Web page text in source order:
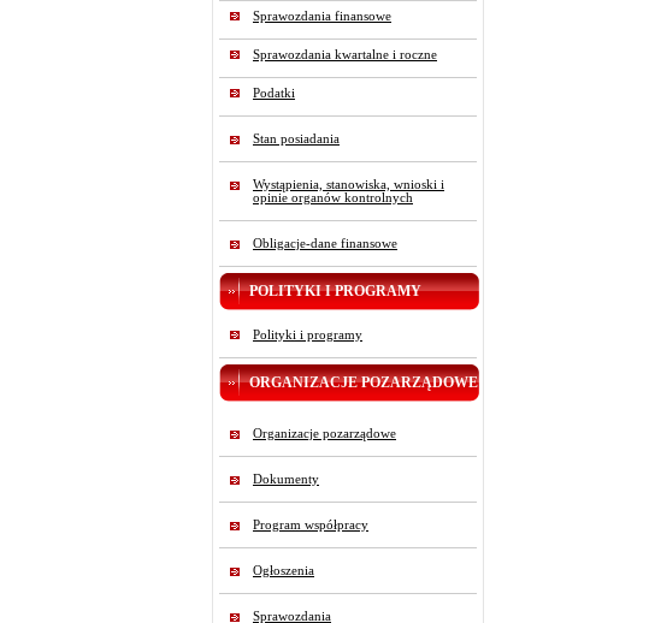
Sprawozdania finansowe
Sprawozdania kwartalne i roczne
Podatki
Stan posiadania
Wystąpienia, stanowiska, wnioski i
opinie organów kontrolnych
Obligacje-dane finansowe
POLITYKI I PROGRAMY
Polityki i programy
ORGANIZACJE POZARZĄDOWE
Organizacje pozarządowe
Dokumenty
Program współpracy
Ogłoszenia
Sprawozdania